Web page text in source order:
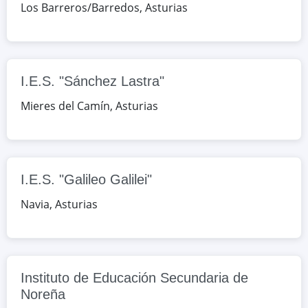
España
Google Maps
OpenStreetMap
Instituto de Educación Secundaria de
Los Riegos, s/n, Noreña, Asturias,
Google Maps
Empresarial"
Oviedo, Asturias, España
Los Barreros/Barredos, Asturias
I.E.S. "Sánchez Lastra"
Mieres del Camín, Asturias
I.E.S. "Galileo Galilei"
Navia, Asturias
Instituto de Educación Secundaria de
Noreña